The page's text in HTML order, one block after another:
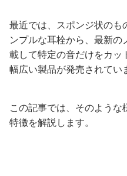
最近では、スポンジ状のも
ンプルな耳栓から、最新
載して特定の音だけをカッ
幅広い製品が発売されてい
この記事では、そのよう
特徴を解説します。